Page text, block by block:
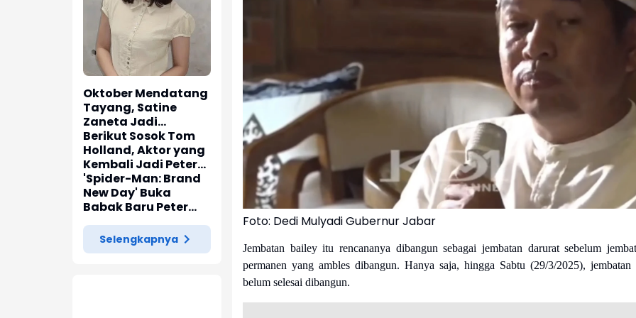
Oktober Mendatang
Tayang, Satine
Zaneta Jadi
Pemeran Utama Film
Siti Si Vampir
Berikut Sosok Tom
Holland, Aktor yang
Kembali Jadi Peter
Parker di 'Spider-
Man: Brand New Day'
'Spider-Man: Brand
New Day' Buka
Babak Baru Peter
Parker di Marvel
Cinematic Universe
Selengkapnya
Foto: Dedi Mulyadi Gubernur Jabar
Jembatan bailey itu rencananya dibangun sebagai jembatan darurat sebelum
permanen yang ambles dibangun. Hanya saja, hingga Sabtu (29/3/2025), jembatan
belum selesai dibangun.